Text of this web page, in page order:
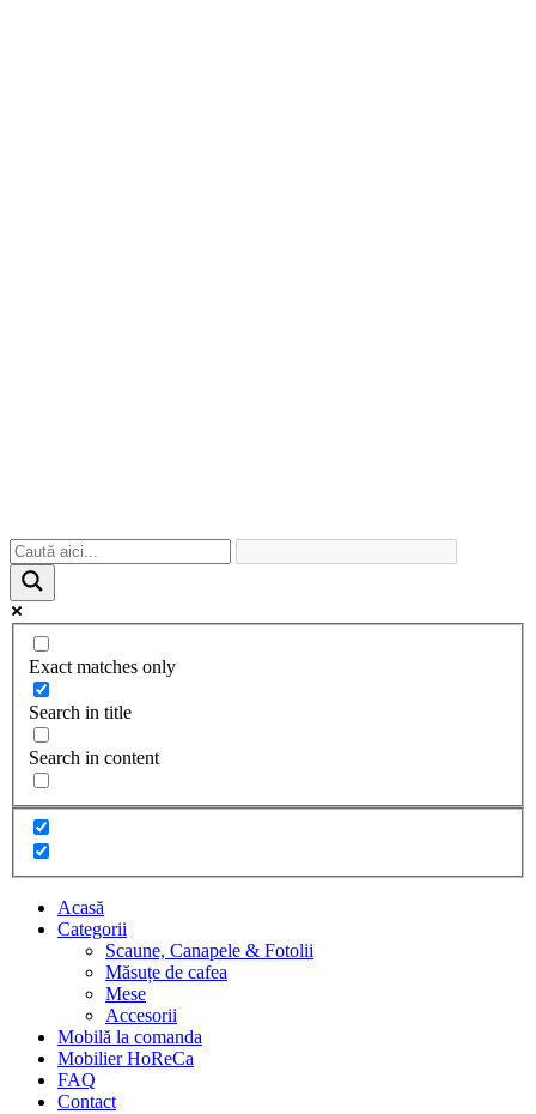
Exact matches only
Search in title
Search in content
Acasă
Categorii
Scaune, Canapele & Fotolii
Măsuțe de cafea
Mese
Accesorii
Mobilă la comanda
Mobilier HoReCa
FAQ
Contact